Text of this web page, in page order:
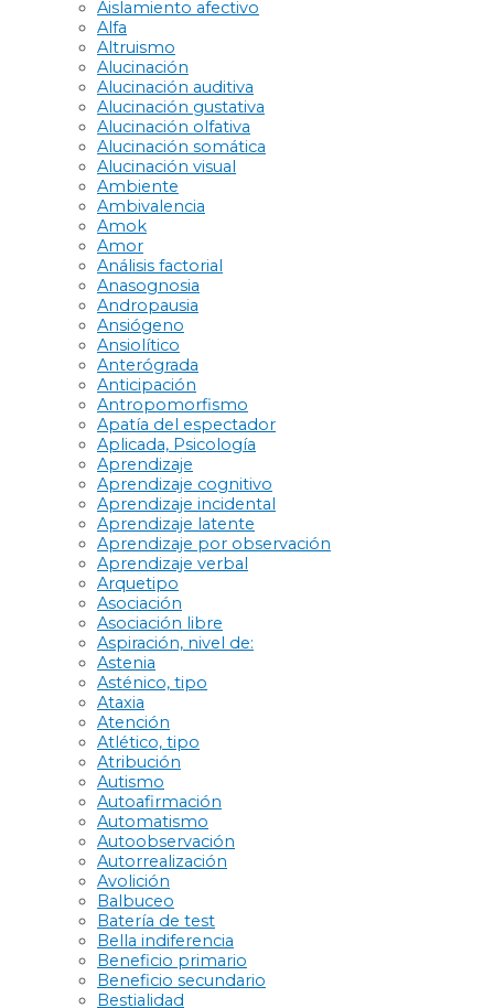
Aislamiento afectivo
Alfa
Altruismo
Alucinación
Alucinación auditiva
Alucinación gustativa
Alucinación olfativa
Alucinación somática
Alucinación visual
Ambiente
Ambivalencia
Amok
Amor
Análisis factorial
Anasognosia
Andropausia
Ansiógeno
Ansiolítico
Anterógrada
Anticipación
Antropomorfismo
Apatía del espectador
Aplicada, Psicología
Aprendizaje
Aprendizaje cognitivo
Aprendizaje incidental
Aprendizaje latente
Aprendizaje por observación
Aprendizaje verbal
Arquetipo
Asociación
Asociación libre
Aspiración, nivel de:
Astenia
Asténico, tipo
Ataxia
Atención
Atlético, tipo
Atribución
Autismo
Autoafirmación
Automatismo
Autoobservación
Autorrealización
Avolición
Balbuceo
Batería de test
Bella indiferencia
Beneficio primario
Beneficio secundario
Bestialidad